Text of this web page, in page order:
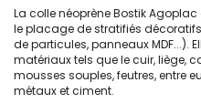
La colle néoprène Bostik
le placage de stratifiés
de particules, panneaux MDF...).
matériaux tels que le cuir, liège,
mousses souples, feutres, entre
métaux et ciment.